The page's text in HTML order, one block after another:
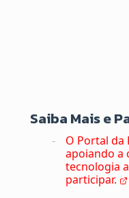
Saiba Mais e
O Portal da
apoiando a
tecnologia
participar.